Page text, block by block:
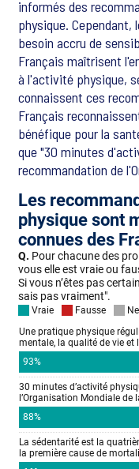
informés des
physique. Cependant,
besoin accru de
Français maîtrisent
à l'activité physique,
connaissent ces
Français
bénéfique pour la
que "30 minutes
recommandation de